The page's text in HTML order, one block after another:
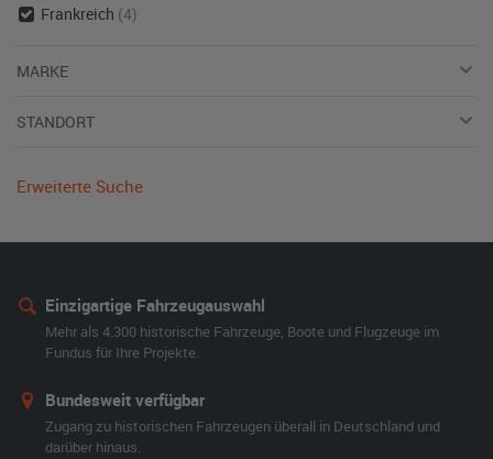
Frankreich (4)
MARKE
STANDORT
Erweiterte Suche
Einzigartige Fahrzeugauswahl
Mehr als 4.300 historische Fahrzeuge, Boote und Flugzeuge im
Fundus für Ihre Projekte.
Bundesweit verfügbar
Zugang zu historischen Fahrzeugen überall in Deutschland und
darüber hinaus.